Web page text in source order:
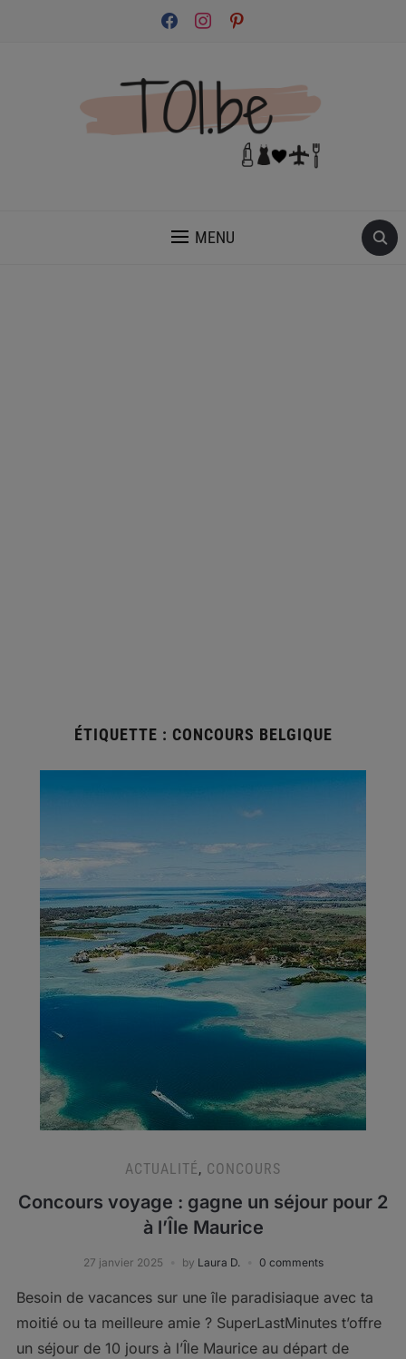
facebookinstagrampinterest
MENU
ÉTIQUETTE : CONCOURS BELGIQUE
ACTUALITÉ, CONCOURS
Concours voyage : gagne un séjour pour 2
à l’Île Maurice
27 janvier 2025 by Laura D. 0 comments
Besoin de vacances sur une île paradisiaque avec ta
moitié ou ta meilleure amie ? SuperLastMinutes t’offre
un séjour de 10 jours à l’Île Maurice au départ de